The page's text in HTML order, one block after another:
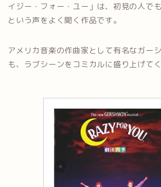
イジー・フォー・ユー」は、初見の人で
という声をよく聞く作品です。
アメリカ音楽の作曲家として有名なガー
も、ラブシーンをコミカルに盛り上げてく